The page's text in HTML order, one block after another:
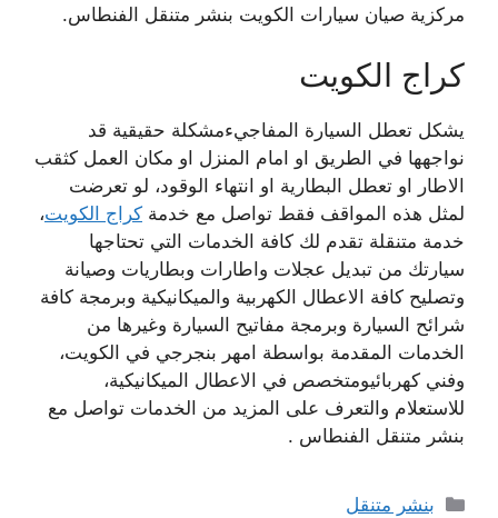
مركزية صيان سيارات الكويت بنشر متنقل الفنطاس.
كراج الكويت
يشكل تعطل السيارة المفاجيءمشكلة حقيقية قد
نواجهها في الطريق او امام المنزل او مكان العمل كثقب
الاطار او تعطل البطارية او انتهاء الوقود، لو تعرضت
لمثل هذه المواقف فقط تواصل مع خدمة كراج الكويت،
خدمة متنقلة تقدم لك كافة الخدمات التي تحتاجها
سيارتك من تبديل عجلات واطارات وبطاريات وصيانة
وتصليح كافة الاعطال الكهربية والميكانيكية وبرمجة كافة
شرائح السيارة وبرمجة مفاتيح السيارة وغيرها من
الخدمات المقدمة بواسطة امهر بنجرجي في الكويت،
وفني كهربائيومتخصص في الاعطال الميكانيكية،
للاستعلام والتعرف على المزيد من الخدمات تواصل مع
بنشر متنقل الفنطاس .
التصنيفات
بنشر متنقل